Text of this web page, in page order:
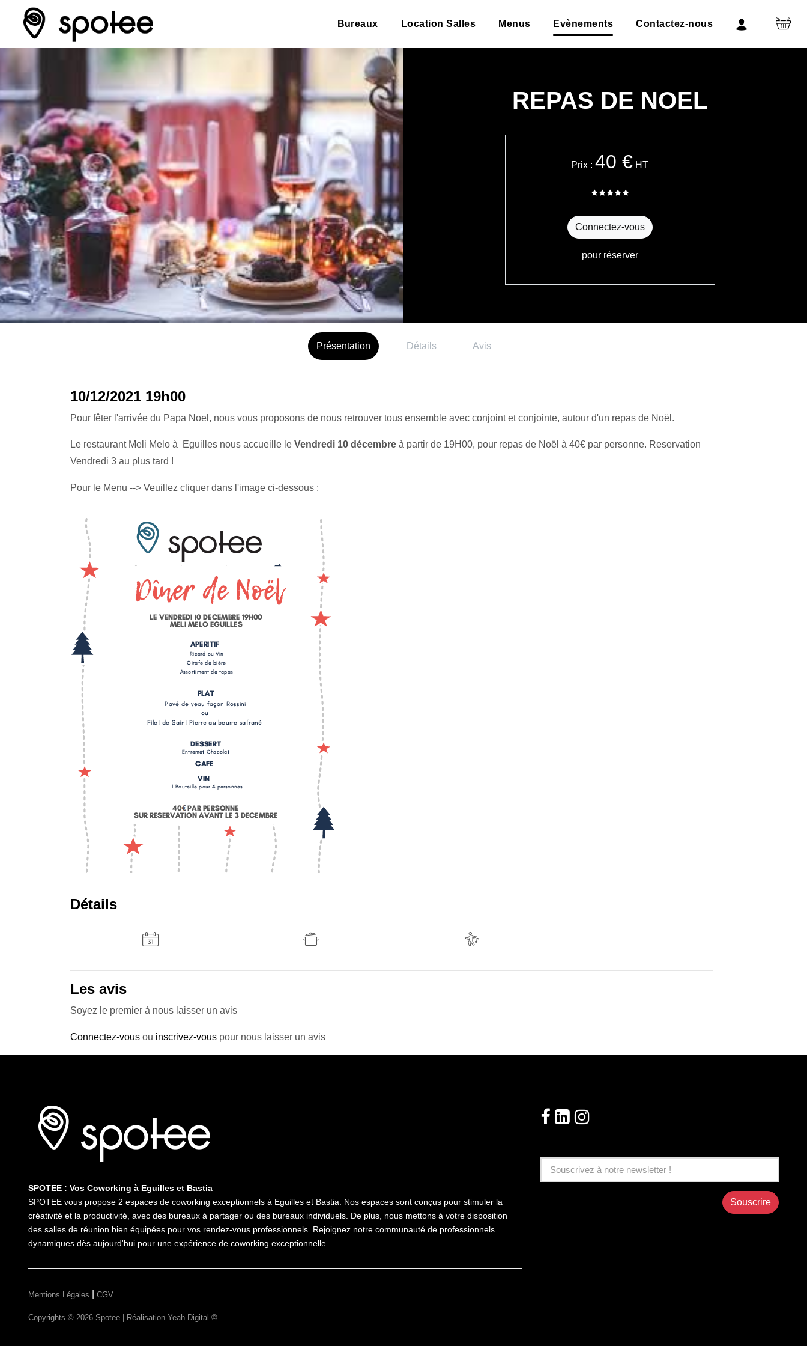
Bureaux Location Salles Menus Evènements Contactez-nous
REPAS DE NOEL
Prix : 40 € HT
Connectez-vous
pour réserver
Présentation Détails Avis
10/12/2021 19h00
Pour fêter l'arrivée du Papa Noel, nous vous proposons de nous retrouver tous ensemble avec conjoint et conjointe, autour d'un repas de Noël.
Le restaurant Meli Melo à Eguilles nous accueille le Vendredi 10 décembre à partir de 19H00, pour repas de Noël à 40€ par personne. Reservation
Vendredi 3 au plus tard !
Pour le Menu --> Veuillez cliquer dans l'image ci-dessous :
Détails
Les avis
Soyez le premier à nous laisser un avis
Connectez-vous ou inscrivez-vous pour nous laisser un avis
SPOTEE : Vos Coworking à Eguilles et Bastia
SPOTEE vous propose 2 espaces de coworking exceptionnels à Eguilles et Bastia. Nos espaces sont conçus pour stimuler la
créativité et la productivité, avec des bureaux à partager ou des bureaux individuels. De plus, nous mettons à votre disposition
des salles de réunion bien équipées pour vos rendez-vous professionnels. Rejoignez notre communauté de professionnels
dynamiques dès aujourd'hui pour une expérience de coworking exceptionnelle.
Mentions Légales CGV
Copyrights © 2026 Spotee | Réalisation Yeah Digital ©
Souscrire